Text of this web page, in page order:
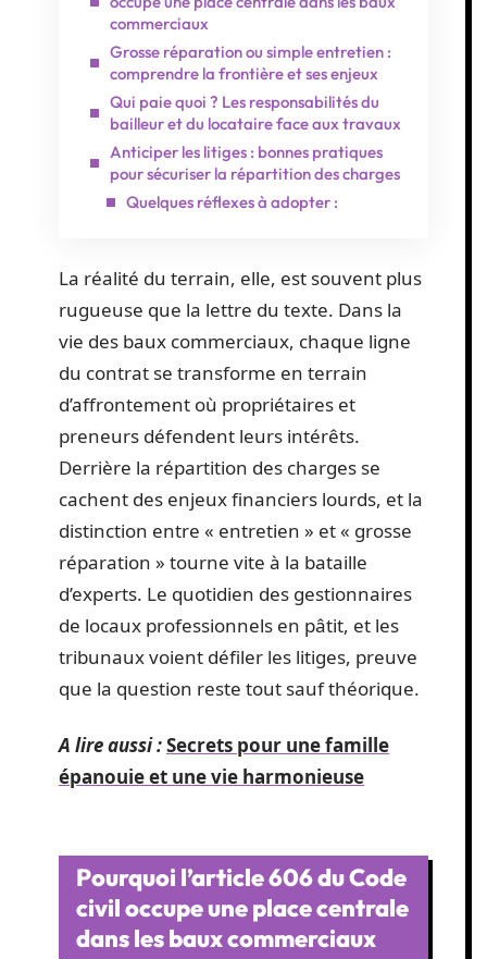
commerciaux
Grosse réparation ou simple entretien :
comprendre la frontière et ses enjeux
Qui paie quoi ? Les responsabilités du
bailleur et du locataire face aux travaux
Anticiper les litiges : bonnes pratiques
pour sécuriser la répartition des charges
Quelques réflexes à adopter :
La réalité du terrain, elle, est souvent plus
rugueuse que la lettre du texte. Dans la
vie des baux commerciaux, chaque ligne
du contrat se transforme en terrain
d’affrontement où propriétaires et
preneurs défendent leurs intérêts.
Derrière la répartition des charges se
cachent des enjeux financiers lourds, et la
distinction entre « entretien » et « grosse
réparation » tourne vite à la bataille
d’experts. Le quotidien des gestionnaires
de locaux professionnels en pâtit, et les
tribunaux voient défiler les litiges, preuve
que la question reste tout sauf théorique.
A lire aussi :Secrets pour une famille
épanouie et une vie harmonieuse
Pourquoi l’article 606 du Code
civil occupe une place centrale
dans les baux commerciaux